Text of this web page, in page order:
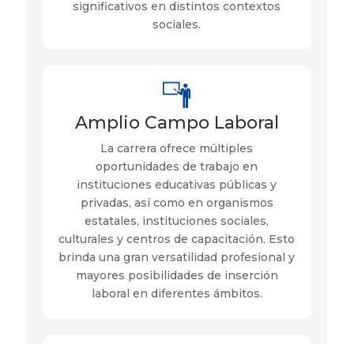
significativos en distintos contextos
sociales.
Amplio Campo Laboral
La carrera ofrece múltiples
oportunidades de trabajo en
instituciones educativas públicas y
privadas, así como en organismos
estatales, instituciones sociales,
culturales y centros de capacitación. Esto
brinda una gran versatilidad profesional y
mayores posibilidades de inserción
laboral en diferentes ámbitos.